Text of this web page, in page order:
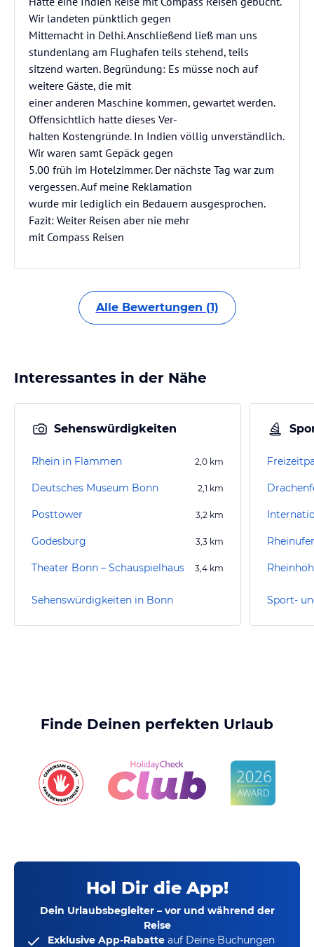
Wir landeten pünktlich gegen
Mitternacht in Delhi. Anschließend ließ man uns
stundenlang am Flughafen teils stehend, teils
sitzend warten. Begründung: Es müsse noch auf
weitere Gäste, die mit
einer anderen Maschine kommen, gewartet werden.
Offensichtlich hatte dieses Ver-
halten Kostengründe. In Indien völlig unverständlich.
Wir waren samt Gepäck gegen
5.00 früh im Hotelzimmer. Der nächste Tag war zum
vergessen. Auf meine Reklamation
wurde mir lediglich ein Bedauern ausgesprochen.
Fazit: Weiter Reisen aber nie mehr
mit Compass Reisen
Alle Bewertungen (1)
Interessantes in der Nähe
Sehenswürdigkeiten
Rhein in Flammen 2,0 km
Deutsches Museum Bonn 2,1 km
Posttower 3,2 km
Godesburg 3,3 km
Theater Bonn – Schauspielhaus 3,4 km
Sehenswürdigkeiten in Bonn Sport-
Finde Deinen perfekten Urlaub
Hol Dir die App!
Dein Urlaubsbegleiter – vor und während der
Reise
Exklusive App-Rabatte auf Deine Buchungen